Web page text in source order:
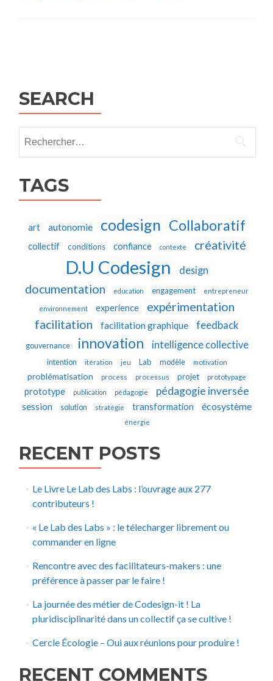
SEARCH
TAGS
art autonomie codesign Collaboratif
collectif conditions confiance contexte créativité
D.U Codesign design
documentation education engagement entrepreneur
environnement experience
expérimentation
facilitation
facilitation graphique feedback
gouvernance innovation intelligence collective
intention itération jeu Lab modèle motivation
problématisation process processus projet prototypage
prototype publication pédagogie pédagogie inversée
session solution stratégie transformation écosystème
énergie
RECENT POSTS
Le Livre Le Lab des Labs : l’ouvrage aux 277
contributeurs !
« Le Lab des Labs » : le télecharger librement ou
commander en ligne
Rencontre avec des facilitateurs-makers : une
préférence à passer par le faire !
La journée des métier de Codesign-it ! La
pluridisciplinarité dans un collectif ça se cultive !
Cercle Écologie – Oui aux réunions pour produire !
RECENT COMMENTS